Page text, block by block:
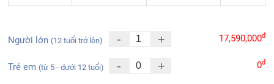
Người lớn(12 tuổi trở lên) - + 17,590,000đ
Trẻ em(từ 5 - dưới 12 tuổi) - + 0đ